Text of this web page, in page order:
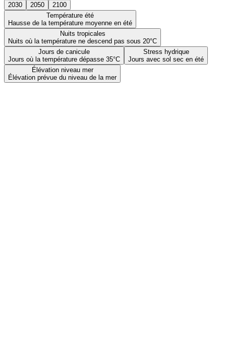
2030 2050
2100
Température été
Hausse de la température moyenne en été
Nuits tropicales
Nuits où la température ne descend pas sous 20°C
Jours de canicule
Jours où la température dépasse 35°C
Stress hydrique
Jours avec sol sec en été
Élévation niveau mer
Élévation prévue du niveau de la mer